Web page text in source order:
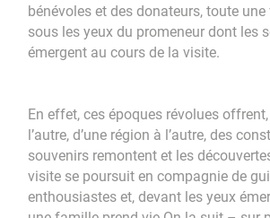
bénévoles et des donateurs, toute
sous les yeux du promeneur dont les
émergent au cours de la visite.
En effet, ces époques révolues offrent,
l’autre, d’une région à l’autre, des
souvenirs remontent et les
visite se poursuit en compagnie de
enthousiastes et, devant les yeux